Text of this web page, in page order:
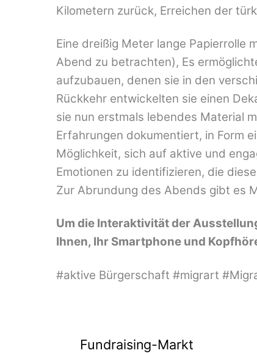
Kilometern zurück, Erreichen der
Eine dreißig Meter lange Papierrolle
Abend zu betrachten), Es
aufzubauen, denen sie in den
Rückkehr entwickelten sie einen
sie nun erstmals lebendes Material
Erfahrungen dokumentiert, in Form
Möglichkeit, sich auf aktive und
Emotionen zu identifizieren, die
Zur Abrundung des Abends gibt es
Um die Interaktivität der
Ihnen, Ihr Smartphone und
#aktive Bürgerschaft #migrart
Fundraising-Markt